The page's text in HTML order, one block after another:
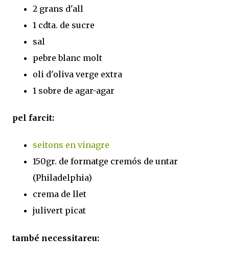
2 grans d'all
1 cdta. de sucre
sal
pebre blanc molt
oli d'oliva verge extra
1 sobre de agar-agar
pel farcit:
seitons en vinagre
150gr. de formatge cremós de untar
(Philadelphia)
crema de llet
julivert picat
també necessitareu: